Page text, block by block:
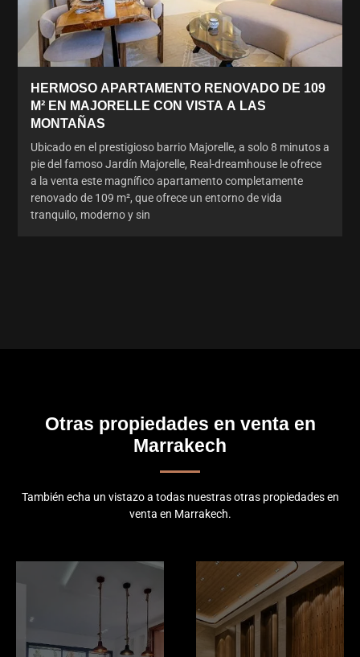
HERMOSO APARTAMENTO RENOVADO DE 109
M² EN MAJORELLE CON VISTA A LAS
MONTAÑAS
Ubicado en el prestigioso barrio Majorelle, a solo 8 minutos a
pie del famoso Jardín Majorelle, Real-dreamhouse le ofrece
a la venta este magnífico apartamento completamente
renovado de 109 m², que ofrece un entorno de vida
tranquilo, moderno y sin
Otras propiedades en venta en
Marrakech
También echa un vistazo a todas nuestras otras propiedades en
venta en Marrakech.